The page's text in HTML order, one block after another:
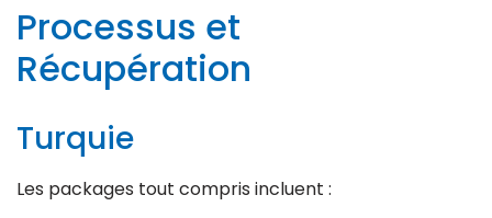
Processus et
Récupération
Turquie
Les packages tout compris incluent :